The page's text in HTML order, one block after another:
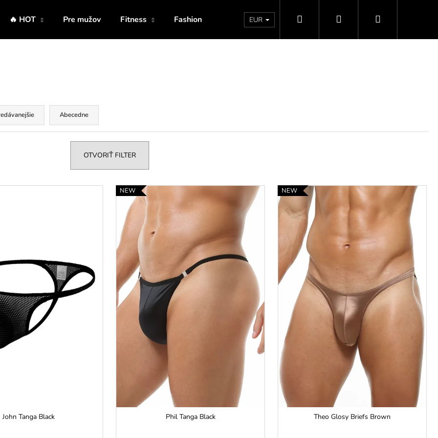
🔥 HOT Pre mužov Fitness Fashion Doprava a platby Vrátenie - Výmena - Reklamácia
EUR Hľadať PrihlásenieNákupný
Abecedne
OTVORIŤ FILTER
John Tanga Black
NEW
Phil Tanga Black
NEW
Theo Glosy Briefs Brown
Odporúčame